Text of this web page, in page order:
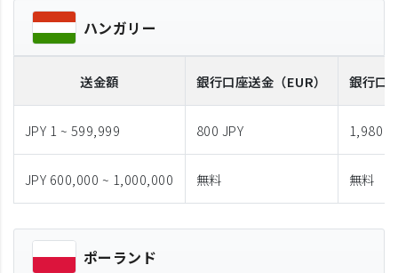
ハンガリー
送金額 銀行口座送金 （EUR） 銀行口
JPY 1 ~ 599,999 800 JPY 1,980
JPY 600,000 ~ 1,000,000 無料 無料
ポーランド